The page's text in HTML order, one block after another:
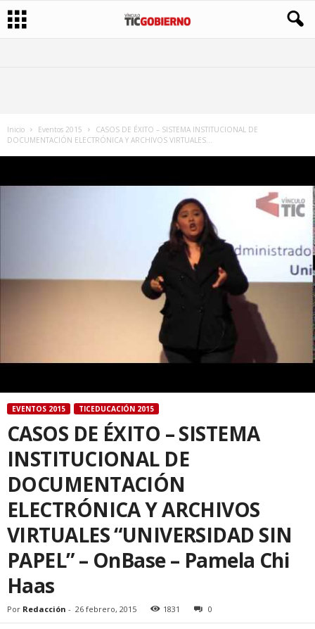
Inicio Eventos 2015
CASOS DE ÉXITO – SISTEMA INSTITUCIONAL DE
DOCUMENTACIÓN ELECTRÓNICA Y ARCHIVOS VIRTUALES...
EVENTOS 2015 TICEDUCACIÓN 2015
CASOS DE ÉXITO – SISTEMA
INSTITUCIONAL DE
DOCUMENTACIÓN
ELECTRÓNICA Y ARCHIVOS
VIRTUALES “UNIVERSIDAD SIN
PAPEL” – OnBase – Pamela Chi
Haas
Por Redacción - 26 febrero, 2015 1831 0